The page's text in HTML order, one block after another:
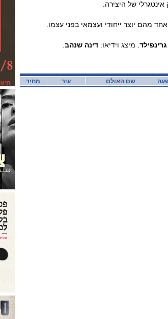
של היצירה.
מהם יוצר ייחודי ועצמאי בפני עצמו.
. מיצג וידיאו: דינה שנהב
מחיר עיר שם האולם